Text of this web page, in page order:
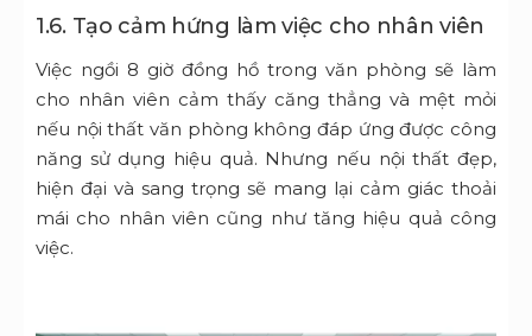
1.6. Tạo cảm hứng làm việc cho nhân viên
Việc ngồi 8 giờ đồng hồ trong văn phòng sẽ làm
cho nhân viên cảm thấy căng thẳng và mệt mỏi
nếu nội thất văn phòng không đáp ứng được công
năng sử dụng hiệu quả. Nhưng nếu nội thất đẹp,
hiện đại và sang trọng sẽ mang lại cảm giác thoải
mái cho nhân viên cũng như tăng hiệu quả công
việc.